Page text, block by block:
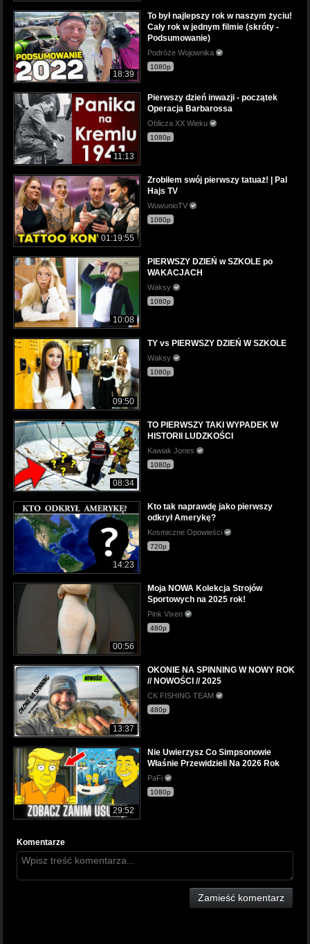
18:39
To był najlepszy rok w naszym życiu!
Cały rok w jednym filmie (skróty -
Podsumowanie)
Podróże Wojownika
1080p
11:13
Pierwszy dzień inwazji - początek
Operacja Barbarossa
Oblicza XX Wieku
1080p
01:19:55
Zrobiłem swój pierwszy tatuaż! | Pal
Hajs TV
WuwunioTV
1080p
10:08
PIERWSZY DZIEŃ w SZKOLE po
WAKACJACH
Waksy
1080p
09:50
TY vs PIERWSZY DZIEŃ W SZKOLE
Waksy
1080p
08:34
TO PIERWSZY TAKI WYPADEK W
HISTORII LUDZKOŚCI
Kawiak Jones
1080p
14:23
Kto tak naprawdę jako pierwszy
odkrył Amerykę?
Kosmiczne Opowieści
720p
00:56
Moja NOWA Kolekcja Strojów
Sportowych na 2025 rok!
Pink Vixen
480p
13:37
OKONIE NA SPINNING W NOWY ROK
// NOWOŚCI // 2025
CK FISHING TEAM
480p
29:52
Nie Uwierzysz Co Simpsonowie
Właśnie Przewidzieli Na 2026 Rok
PaFi
1080p
Komentarze
Zamieść komentarz